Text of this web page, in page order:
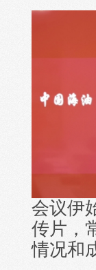
会议伊
传片，
情况和